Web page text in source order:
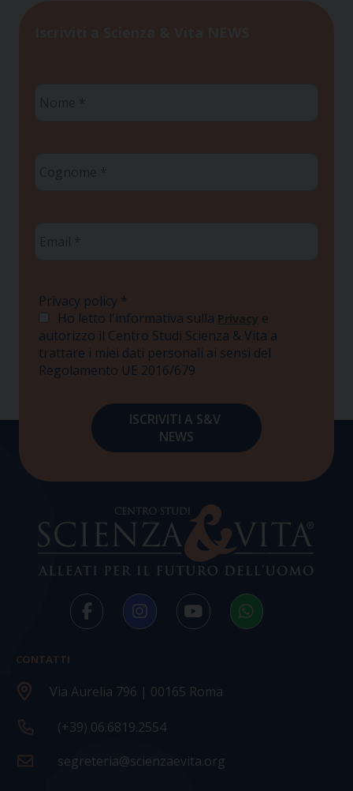
Privacy policy *
Ho letto l'informativa sulla Privacy e
autorizzo il Centro Studi Scienza & Vita a
trattare i miei dati personali ai sensi del
Regolamento UE 2016/679
CONTATTI
Via Aurelia 796 | 00165 Roma
(+39) 06.6819.2554
segreteria@scienzaevita.org